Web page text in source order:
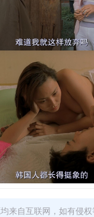
来自互联网，如有侵